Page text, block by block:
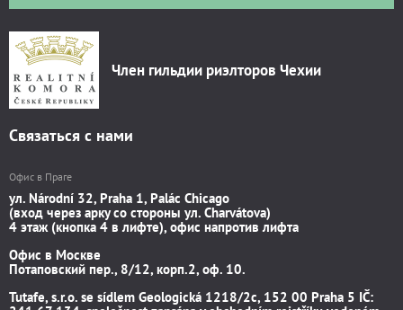
Член гильдии риэлторов Чехии
Связаться с нами
Офис в Праге
ул. Národní 32, Praha 1, Palác Chicago
(вход через арку со стороны ул. Charvátova)
4 этаж (кнопка 4 в лифте), офис напротив лифта
Офис в Москве
Потаповский пер., 8/12, корп.2, оф. 10.
Tutafe, s.r.o. se sídlem Geologická 1218/2c, 152 00 Praha 5 IČ: